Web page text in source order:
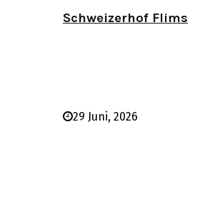
Schweizerhof Flims
29 Juni, 2026